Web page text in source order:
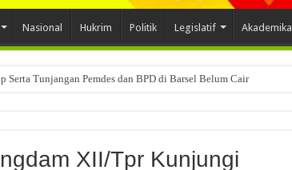
Nasional Hukrim Politik Legislatif Akademika
Serta Tunjangan Pemdes dan BPD di Barsel Belum Cair
XII/Tpr Kunjungi